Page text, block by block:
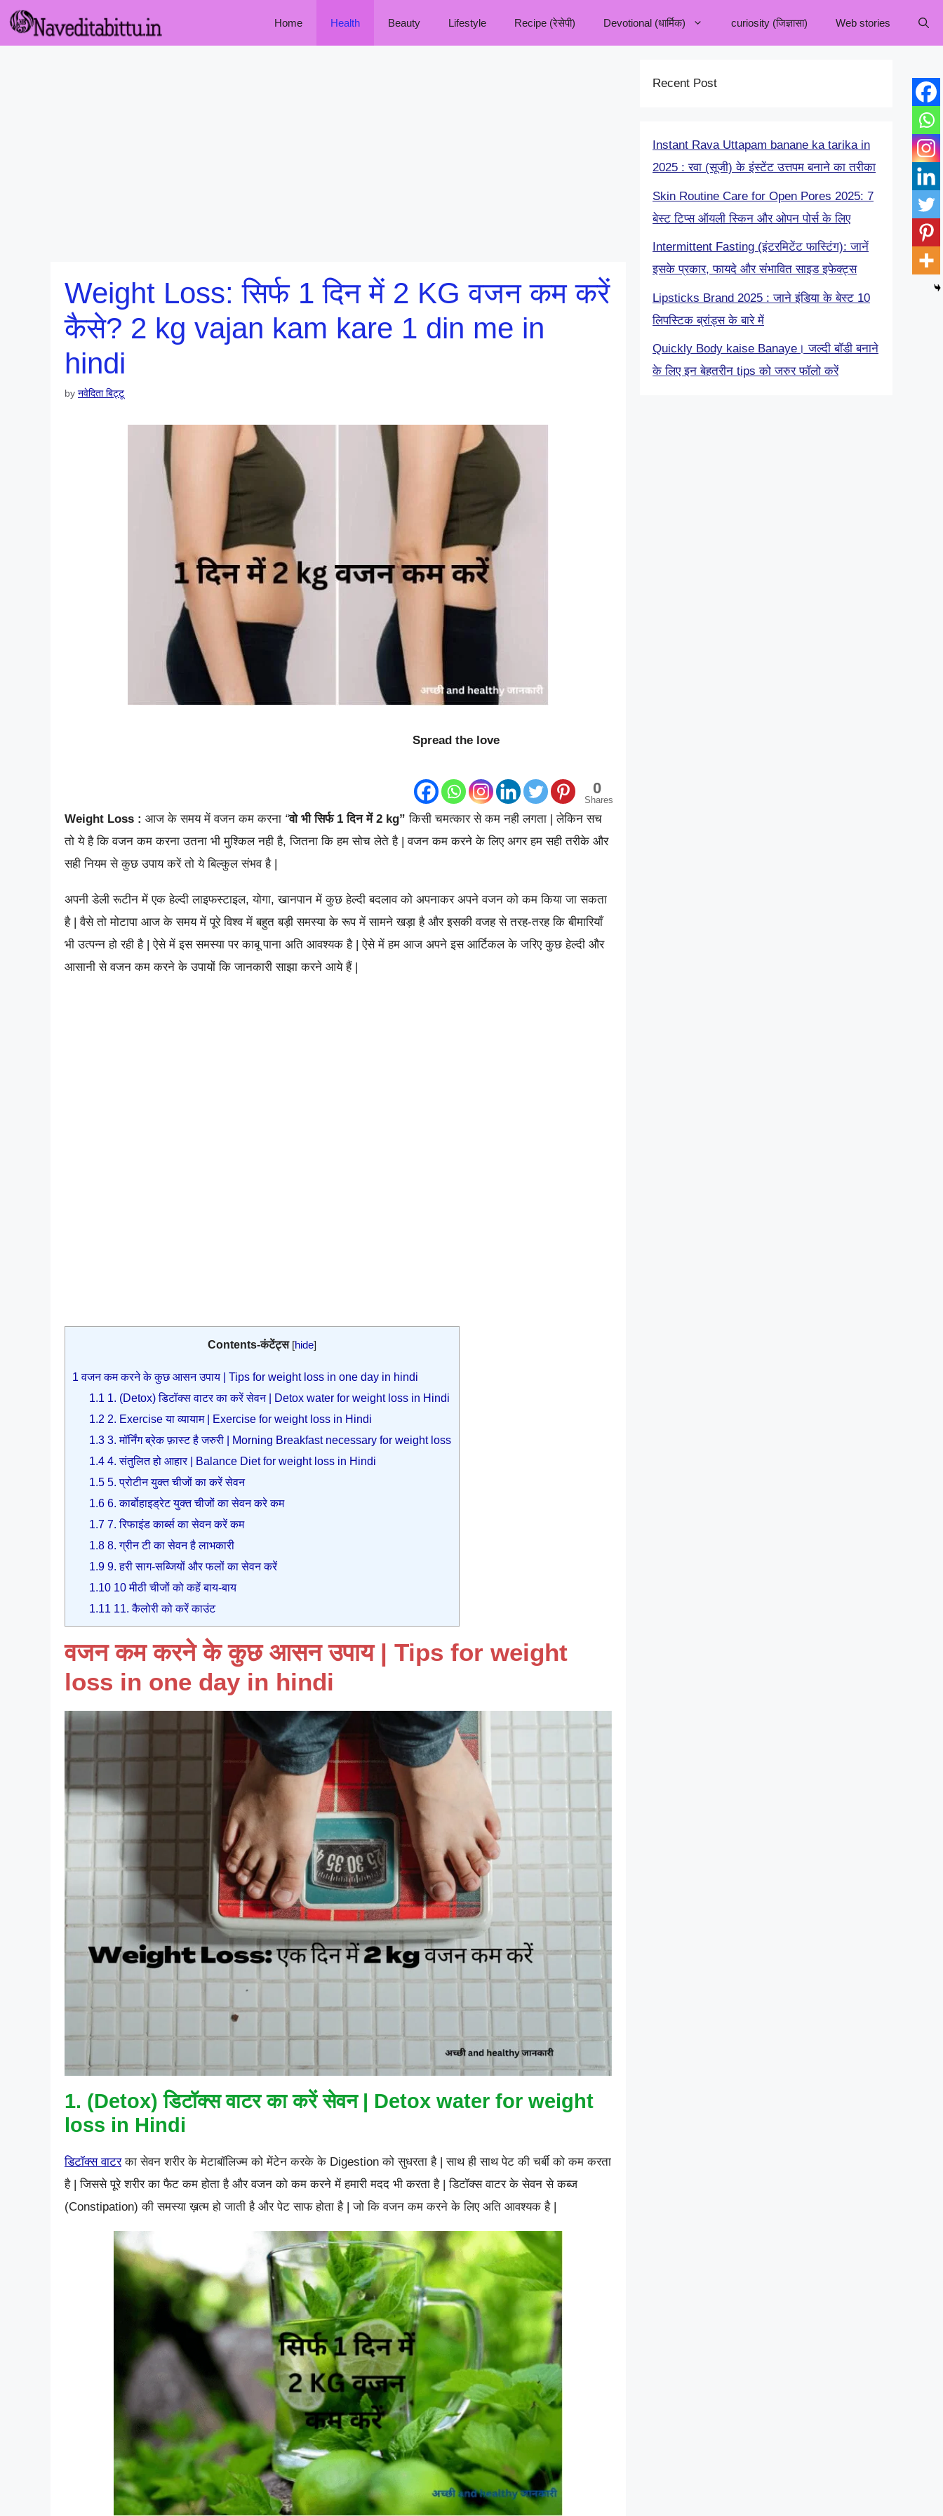
Skip
Home Health Beauty Lifestyle Recipe (रेसेपी) Devotional (धार्मिक) curiosity (जिज्ञासा) Web stories
Weight Loss: सिर्फ 1 दिन में 2 KG वजन कम करें
कैसे? 2 kg vajan kam kare 1 din me in
hindi
by नवेदिता बिट्टू
Spread the love
0
Shares
Weight Loss : आज के समय में वजन कम करना “वो भी सिर्फ 1 दिन में 2 kg” किसी चमत्कार से कम नही लगता | लेकिन सच
तो ये है कि वजन कम करना उतना भी मुश्किल नही है, जितना कि हम सोच लेते है | वजन कम करने के लिए अगर हम सही तरीके और
सही नियम से कुछ उपाय करें तो ये बिल्कुल संभव है |
अपनी डेली रूटीन में एक हेल्दी लाइफस्टाइल, योगा, खानपान में कुछ हेल्दी बदलाव को अपनाकर अपने वजन को कम किया जा सकता
है | वैसे तो मोटापा आज के समय में पूरे विश्व में बहुत बड़ी समस्या के रूप में सामने खड़ा है और इसकी वजह से तरह-तरह कि बीमारियाँ
भी उत्पन्न हो रही है | ऐसे में इस समस्या पर काबू पाना अति आवश्यक है | ऐसे में हम आज अपने इस आर्टिकल के जरिए कुछ हेल्दी और
आसानी से वजन कम करने के उपायों कि जानकारी साझा करने आये हैं |
Contents-कंटेंट्स [hide]
1 वजन कम करने के कुछ आसन उपाय | Tips for weight loss in one day in hindi
1.1 1. (Detox) डिटॉक्स वाटर का करें सेवन | Detox water for weight loss in Hindi
1.2 2. Exercise या व्यायाम | Exercise for weight loss in Hindi
1.3 3. मॉर्निंग ब्रेक फ़ास्ट है जरुरी | Morning Breakfast necessary for weight loss
1.4 4. संतुलित हो आहार | Balance Diet for weight loss in Hindi
1.5 5. प्रोटीन युक्त चीजों का करें सेवन
1.6 6. कार्बोहाइड्रेट युक्त चीजों का सेवन करे कम
1.7 7. रिफाइंड कार्ब्स का सेवन करें कम
1.8 8. ग्रीन टी का सेवन है लाभकारी
1.9 9. हरी साग-सब्जियों और फलों का सेवन करें
1.10 10 मीठी चीजों को कहें बाय-बाय
1.11 11. कैलोरी को करें काउंट
वजन कम करने के कुछ आसन उपाय | Tips for weight
loss in one day in hindi
1. (Detox) डिटॉक्स वाटर का करें सेवन | Detox water for weight
loss in Hindi
डिटॉक्स वाटरका सेवन शरीर के मेटाबॉलिज्म को मेंटेन करके के Digestion को सुधरता है | साथ ही साथ पेट की चर्बी को कम करता
है | जिससे पूरे शरीर का फैट कम होता है और वजन को कम करने में हमारी मदद भी करता है | डिटॉक्स वाटर के सेवन से कब्ज
(Constipation) की समस्या ख़त्म हो जाती है और पेट साफ होता है | जो कि वजन कम करने के लिए अति आवश्यक है |
Recent Post
Instant Rava Uttapam banane ka tarika in
2025 : रवा (सूजी) के इंस्टेंट उत्तपम बनाने का तरीका
Skin Routine Care for Open Pores 2025: 7
बेस्ट टिप्स ऑयली स्किन और ओपन पोर्स के लिए
Intermittent Fasting (इंटरमिटेंट फास्टिंग): जानें
इसके प्रकार, फायदे और संभावित साइड इफेक्ट्स
Lipsticks Brand 2025 : जाने इंडिया के बेस्ट 10
लिपस्टिक ब्रांड्स के बारे में
Quickly Body kaise Banaye। जल्दी बॉडी बनाने
के लिए इन बेहतरीन tips को जरुर फॉलो करें